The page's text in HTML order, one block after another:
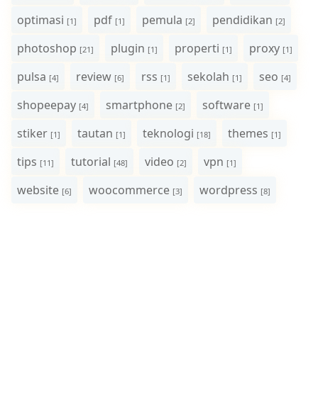
optimasi [1] pdf [1] pemula [2] pendidikan [2]
photoshop [21] plugin [1] properti [1] proxy [1]
pulsa [4] review [6] rss [1] sekolah [1] seo [4]
shopeepay [4] smartphone [2] software [1]
stiker [1] tautan [1] teknologi [18] themes [1]
tips [11] tutorial [48] video [2] vpn [1]
website [6] woocommerce [3] wordpress [8]